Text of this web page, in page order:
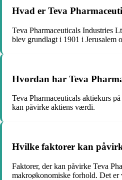
Hvad er Teva
Teva Pharmaceuticals Industries
blev grundlagt i 1901 i Jerusalem
Hvordan har Teva
Teva Pharmaceuticals aktiekurs
kan påvirke aktiens værdi.
Hvilke faktorer kan
Faktorer, der kan påvirke Teva
makroøkonomiske forhold. Det